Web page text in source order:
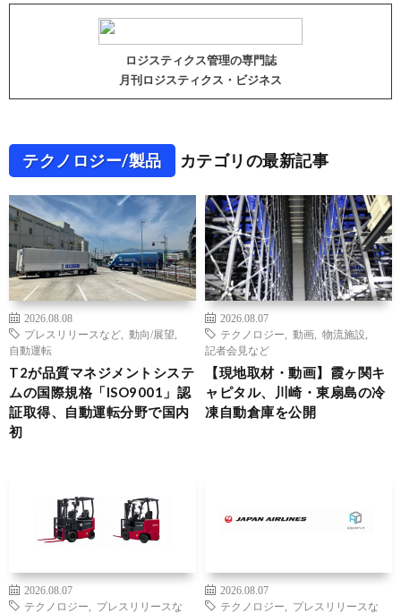
ロジスティクス管理の専門誌
月刊ロジスティクス・ビジネス
テクノロジー/製品 カテゴリの最新記事
2026.08.08
プレスリリースなど
動向/展望
自動運転
T2が品質マネジメントシステ
ムの国際規格「ISO9001」認
証取得、自動運転分野で国内
初
2026.08.07
テクノロジー
動画 物流施設
記者会見など
【現地取材・動画】霞ヶ関キ
ャピタル、川崎・東扇島の冷
凍自動倉庫を公開
2026.08.07
テクノロジー
プレスリリースな
2026.08.07
テクノロジー
プレスリリースな